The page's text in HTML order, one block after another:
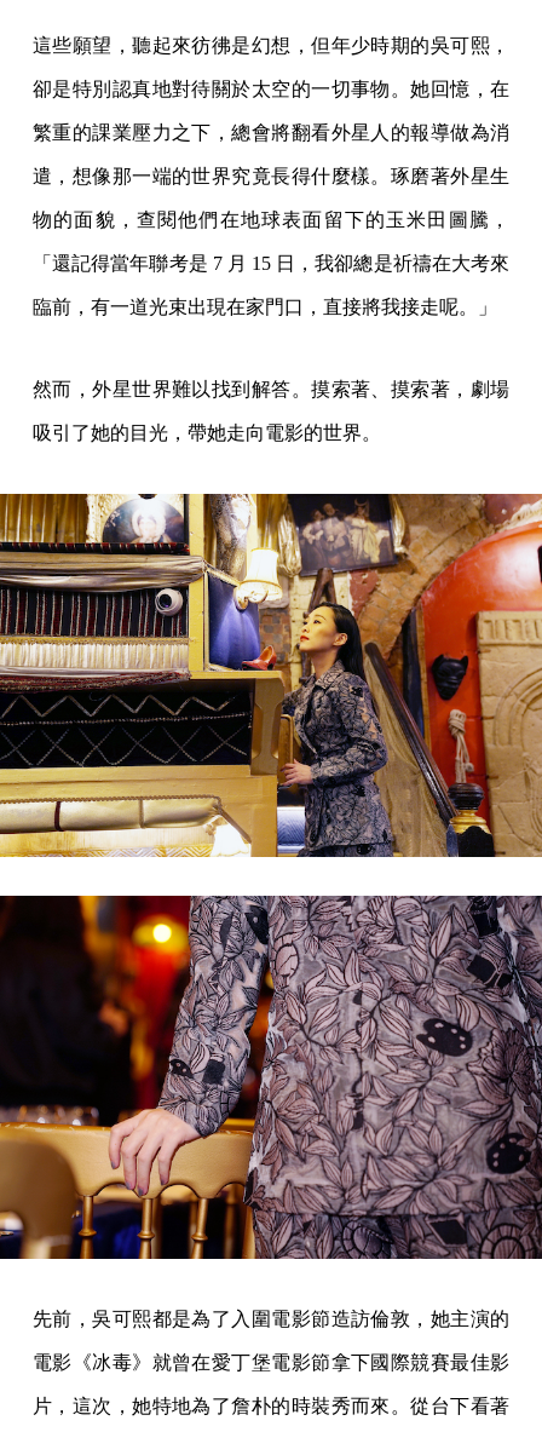
這些願望，聽起來彷彿是幻想，但年少時期的吳可熙，
卻是特別認真地對待關於太空的一切事物。她回憶，在
繁重的課業壓力之下，總會將翻看外星人的報導做為消
遣，想像那一端的世界究竟長得什麼樣。琢磨著外星生
物的面貌，查閱他們在地球表面留下的玉米田圖騰，
「還記得當年聯考是 7 月 15 日，我卻總是祈禱在大考來
臨前，有一道光束出現在家門口，直接將我接走呢。」
然而，外星世界難以找到解答。摸索著、摸索著，劇場
吸引了她的目光，帶她走向電影的世界。
先前，吳可熙都是為了入圍電影節造訪倫敦，她主演的
電影《冰毒》就曾在愛丁堡電影節拿下國際競賽最佳影
片，這次，她特地為了詹朴的時裝秀而來。從台下看著